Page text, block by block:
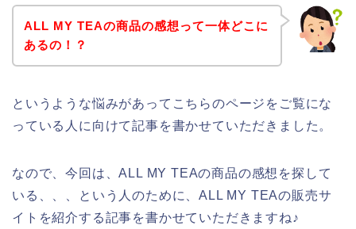
ALL MY TEAの商品の感想って一体どこに
あるの！？
というような悩みがあってこちらのページをご覧にな
っている人に向けて記事を書かせていただきました。
なので、今回は、ALL MY TEAの商品の感想を探して
いる、、、という人のために、ALL MY TEAの販売サ
イトを紹介する記事を書かせていただきますね♪